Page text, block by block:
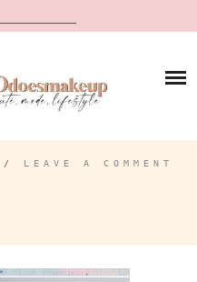
LEAVE A COMMENT